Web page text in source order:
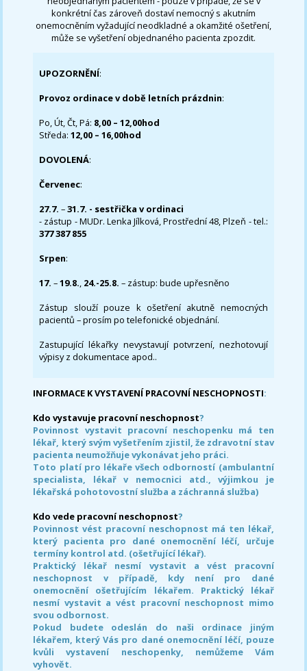
konkrétní čas zároveň dostaví nemocný s akutním
onemocněním vyžadující neodkladné a okamžité ošetření,
může se vyšetření objednaného pacienta zpozdit.
UPOZORNĚNÍ:
Provoz ordinace v době letních prázdnin:
Po, Út, Čt, Pá: 8,00 – 12,00hod
Středa:12,00 – 16,00hod
DOVOLENÁ:
Červenec:
27.7.–31.7. - sestřička v ordinaci
- zástup - MUDr. Lenka Jílková, Prostřední 48, Plzeň - tel.:
377 387 855
Srpen:
17. –19.8., 24.-25.8. – zástup: bude upřesněno
Zástup slouží pouze k ošetření akutně nemocných
pacientů – prosím po telefonické objednání.
Zastupující lékařky nevystavují potvrzení, nezhotovují
výpisy z dokumentace apod..
INFORMACE K VYSTAVENÍ PRACOVNÍ NESCHOPNOSTI:
Kdo vystavuje pracovní neschopnost?
Povinnost vystavit pracovní neschopenku má ten
lékař, který svým vyšetřením zjistil, že zdravotní stav
pacienta neumožňuje vykonávat jeho práci.
Toto platí pro lékaře všech odborností (ambulantní
specialista, lékař v nemocnici atd., výjimkou je
lékařská pohotovostní služba a záchranná služba)
Kdo vede pracovní neschopnost?
Povinnost vést pracovní neschopnost má ten lékař,
který pacienta pro dané onemocnění léčí, určuje
termíny kontrol atd. (ošetřující lékař).
Praktický lékař nesmí vystavit a vést pracovní
neschopnost v případě, kdy není pro dané
onemocnění ošetřujícím lékařem. Praktický lékař
nesmí vystavit a vést pracovní neschopnost mimo
svou odbornost.
Pokud budete odeslán do naši ordinace jiným
lékařem, který Vás pro dané onemocnění léčí, pouze
kvůli vystavení neschopenky, nemůžeme Vám
vyhovět.